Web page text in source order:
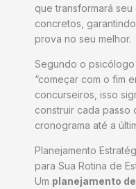
que transformará
concretos,
prova no seu melhor.
Segundo o
“começar com o fim
concurseiros, isso
construir cada passo
cronograma até a
Planejamento
para Sua Rotina de
Um planejamento